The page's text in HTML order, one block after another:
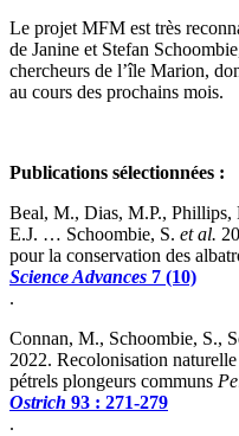
Le projet MFM est très
de Janine et Stefan
chercheurs de l’île Marion,
au cours des prochains mois.
Publications sélectionnées :
Beal, M., Dias, M.P., Phillips,
E.J. … Schoombie, S. et al.
pour la conservation des
Science Advances 7 (10)
.
Connan, M., Schoombie, S.,
2022. Recolonisation
pétrels plongeurs communs
Ostrich 93 : 271-279
.